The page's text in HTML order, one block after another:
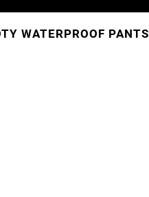
WATERPROOF PANTS